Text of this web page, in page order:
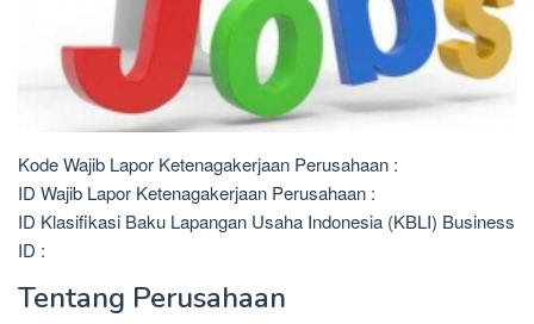
Kode Wajib Lapor Ketenagakerjaan Perusahaan :
ID Wajib Lapor Ketenagakerjaan Perusahaan :
ID Klasifikasi Baku Lapangan Usaha Indonesia (KBLI) Business
ID :
Tentang Perusahaan